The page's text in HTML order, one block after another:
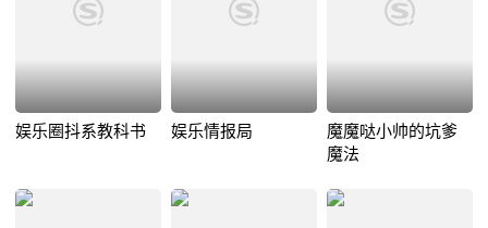
娱乐圈抖系教科书 娱乐情报局
魔魔哒小帅的坑爹
魔法